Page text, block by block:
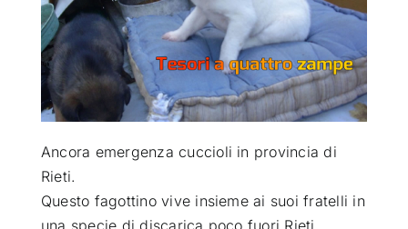
CHI SIAMO
RUBRICHE
SEMPRE CON ME
Ancora emergenza cuccioli in provincia di
Rieti.
Questo fagottino vive insieme ai suoi fratelli in
una specie di discarica poco fuori Rieti.